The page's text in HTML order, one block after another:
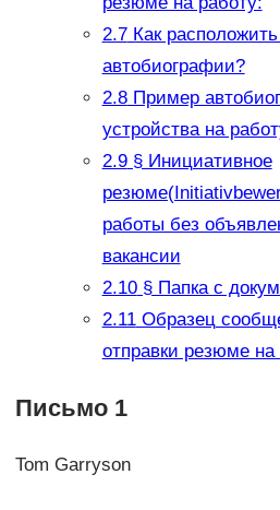
2.7Как
автобиографии?
2.8Пример
устройства на
2.9§ Инициативное
работы без
вакансии
2.10§ Папка с
2.11Образец
отправки резюме
Письмо 1
Tom Garryson